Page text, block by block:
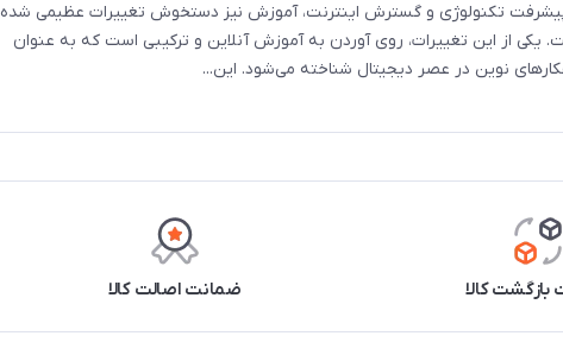
تکنولوژی و گسترش اینترنت، آموزش نیز دستخوش تغییرات عظیمی شده
یکی از این تغییرات، روی آوردن به آموزش آنلاین و ترکیبی است که به عنوان
نوین در عصر دیجیتال شناخته می‌شود. این...
کالا ضمانت اصالت کالا